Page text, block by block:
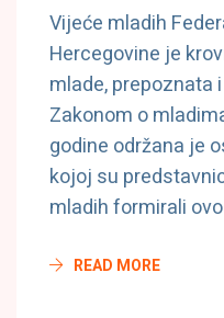
Vijeće mladih
Hercegovine je
mlade, prepoznata
Zakonom o
godine održana je
kojoj su
mladih formirali ovo
READ MORE